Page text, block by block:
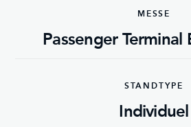
MESSE
Passenger Terminal
STANDTYPE
Individuel